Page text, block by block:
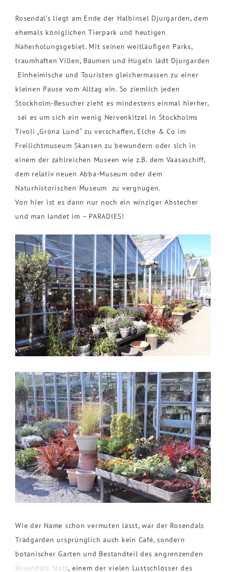
Rosendal’s liegt am Ende der Halbinsel Djurgarden, dem
ehemals königlichen Tierpark und heutigen
Naherholungsgebiet. Mit seinen weitläufigen Parks,
traumhaften Villen, Bäumen und Hügeln lädt Djurgarden
Einheimische und Touristen gleichermassen zu einer
kleinen Pause vom Alltag ein. So ziemlich jeden
Stockholm-Besucher zieht es mindestens einmal hierher,
sei es um sich ein wenig Nervenkitzel in Stockholms
Tivoli „Gröna Lund“ zu verschaffen, Elche & Co im
Freilichtmuseum Skansen zu bewundern oder sich in
einem der zahlreichen Museen wie z.B. dem Vaasaschiff,
dem relativ neuen Abba-Museum oder dem
Naturhistorischen Museum zu vergnügen.
Von hier ist es dann nur noch ein winziger Abstecher
und man landet im – PARADIES!
Wie der Name schon vermuten lässt, war der Rosendals
Trädgarden ursprünglich auch kein Café, sondern
botanischer Garten und Bestandteil des angrenzenden
Rosendals Slott, einem der vielen Lustschlösser des